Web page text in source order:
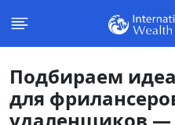
Подбираем
для